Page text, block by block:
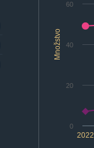
Množstvo
2022
0
20
40
60